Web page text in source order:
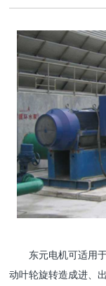
东元电机可适用
动叶轮旋转造成进、